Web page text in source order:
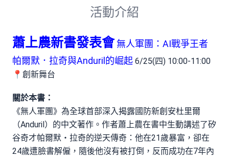
活動介紹
蕭上農新書發表會 無人軍團：AI戰爭王者
帕爾默．拉奇與Anduril的崛起 6/25(四) 10:00-11:00
📍創新舞台
關於本書：
《無人軍團》為全球首部深入揭露國防新創安杜里爾
（Anduril）的中文著作。作者蕭上農在書中生動講述了矽
谷奇才帕爾默・拉奇的逆天傳奇：他在21歲暴富，卻在
24歲遭臉書解僱，隨後他沒有被打倒，反而成功在7年內